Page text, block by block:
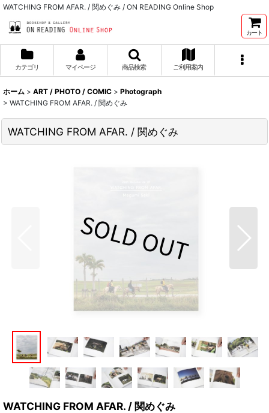
WATCHING FROM AFAR. / 関めぐみ / ON READING Online Shop
カート
カテゴリ マイページ 商品検索 ご利用案内
ホーム > ART / PHOTO / COMIC > Photograph
> WATCHING FROM AFAR. / 関めぐみ
WATCHING FROM AFAR. / 関めぐみ
WATCHING FROM AFAR. / 関めぐみ